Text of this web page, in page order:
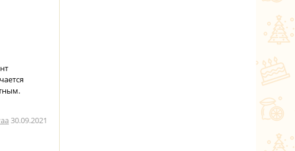
30.09.2021